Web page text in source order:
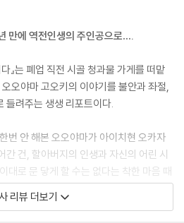
자포자기하는 마음에 한숨을 쉬어댔다.
도 숫자가 너무 컸다.
. 돈을 들이지 않고 지혜를 짜내서, 지금
철저하게 실천해 본다는 것.
할머니로부터는 일상생활 속에서 줄곧 들
아남은 사람들이기 때문일까. 우리 할아
을 인생 철칙처럼 소중하게 생각하신다.
할 수도 있겠지만, 나는 ‘절약’이야말로
만에 역전인생의 주인공으로….
』는 폐업 직전 시골 청과물 가게를 떠맡
오야마 고오키의 이야기를 불안과 좌절,
들려주는 생생 리포트이다.
번 안 해본 오오야마가 아이치현 오카자
간 건, 할아버지의 인생과 자신의 어린 시
대로 문 닿게 할 수는 없다는 착한 마음 때
따라 3개월간 새벽 청과물 도매시장을 오
줄조차 모르던 왕 초짜 애송이에게 ‘사
리뷰 더보기